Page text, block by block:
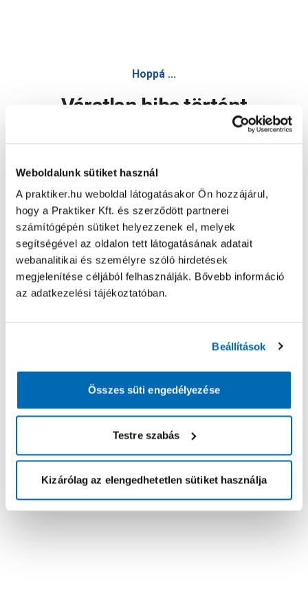
Weboldalunk sütiket használ
A praktiker.hu weboldal látogatásakor Ön hozzájárul,
hogy a Praktiker Kft. és szerződött partnerei
számítógépén sütiket helyezzenek el, melyek
segítségével az oldalon tett látogatásának adatait
webanalitikai és személyre szóló hirdetések
megjelenítése céljából felhasználják. Bővebb információ
az adatkezelési tájékoztatóban.
Beállítások
Összes süti engedélyezése
Testre szabás
Kizárólag az elengedhetetlen sütiket használja
Hoppá ...
Váratlan hiba történt
Oldal újratöltése